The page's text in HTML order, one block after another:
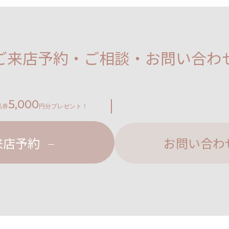
来店予約・ご相談・お問い合わ
券5,000 円分プレゼント！
予約 お問い合わ